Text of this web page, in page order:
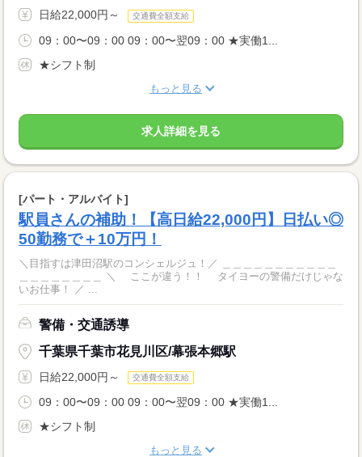
日給22,000円～ 交通費全額支給
09：00〜09：00 09：00〜翌09：00 ★実働1...
★シフト制
もっと見る
求人詳細を見る
[パート・アルバイト]
駅員さんの補助！【高日給22,000円】日払い◎
50勤務で＋10万円！
＼目指すは津田沼駅のコンシェルジュ！／ ＿＿＿＿＿＿＿＿＿＿＿
いお仕事！ ／ ...
警備・交通誘導
千葉県千葉市花見川区/幕張本郷駅
日給22,000円～ 交通費全額支給
09：00〜09：00 09：00〜翌09：00 ★実働1...
★シフト制
もっと見る